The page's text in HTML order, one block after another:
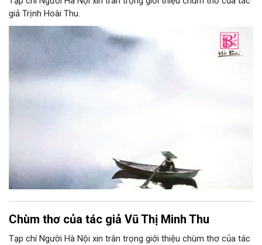
giả Trịnh Hoài Thu.
Chùm thơ của tác giả Vũ Thị Minh Thu
Tạp chí Người Hà Nội xin trân trọng giới thiệu chùm thơ của tác